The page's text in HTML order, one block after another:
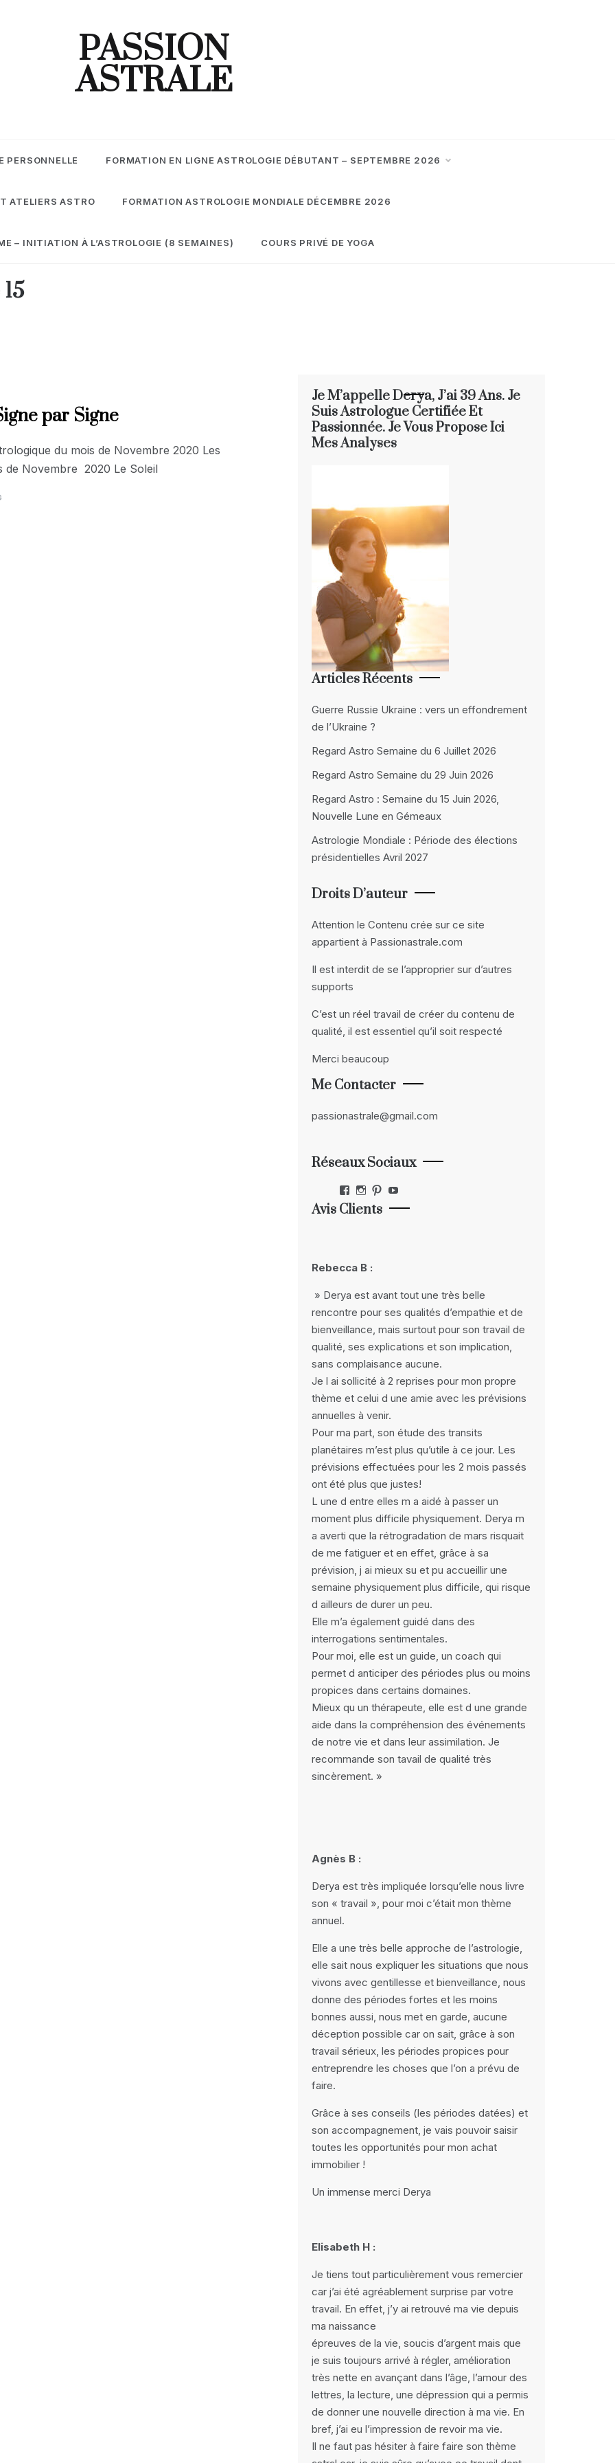
PASSION
ASTRALE
PERSONNELLE FORMATION EN LIGNE ASTROLOGIE DÉBUTANT – SEPTEMBRE 2026
ATELIERS ASTRO FORMATION ASTROLOGIE MONDIALE DÉCEMBRE 2026
– INITIATION À L’ASTROLOGIE (8 SEMAINES) COURS PRIVÉ DE YOGA
par Signe
du mois de Novembre 2020 Les
de Novembre 2020 Le Soleil
Je M’appelle Derya, J’ai 39 Ans. Je
Suis Astrologue Certifiée Et
Passionnée. Je Vous Propose Ici
Mes Analyses
Articles Récents
Guerre Russie Ukraine : vers un effondrement
de l’Ukraine ?
Regard Astro Semaine du 6 Juillet 2026
Regard Astro Semaine du 29 Juin 2026
Regard Astro : Semaine du 15 Juin 2026,
Nouvelle Lune en Gémeaux
Astrologie Mondiale : Période des élections
présidentielles Avril 2027
Droits D’auteur
Attention le Contenu crée sur ce site
appartient à Passionastrale.com
Il est interdit de se l’approprier sur d’autres
supports
C’est un réel travail de créer du contenu de
qualité, il est essentiel qu’il soit respecté
Merci beaucoup
Me Contacter
passionastrale@gmail.com
Réseaux Sociaux
Facebook
Instagram
Pinterest
YouTube
Avis Clients
Rebecca B :
» Derya est avant tout une très belle
rencontre pour ses qualités d’empathie et de
bienveillance, mais surtout pour son travail de
qualité, ses explications et son implication,
sans complaisance aucune.
Je l ai sollicité à 2 reprises pour mon propre
thème et celui d une amie avec les prévisions
annuelles à venir.
Pour ma part, son étude des transits
planétaires m’est plus qu’utile à ce jour. Les
prévisions effectuées pour les 2 mois passés
ont été plus que justes!
L une d entre elles m a aidé à passer un
moment plus difficile physiquement. Derya m
a averti que la rétrogradation de mars risquait
de me fatiguer et en effet, grâce à sa
prévision, j ai mieux su et pu accueillir une
semaine physiquement plus difficile, qui risque
d ailleurs de durer un peu.
Elle m’a également guidé dans des
interrogations sentimentales.
Pour moi, elle est un guide, un coach qui
permet d anticiper des périodes plus ou moins
propices dans certains domaines.
Mieux qu un thérapeute, elle est d une grande
aide dans la compréhension des événements
de notre vie et dans leur assimilation. Je
recommande son tavail de qualité très
sincèrement. »
Agnès B :
Derya est très impliquée lorsqu’elle nous livre
son « travail », pour moi c’était mon thème
annuel.
Elle a une très belle approche de l’astrologie,
elle sait nous expliquer les situations que nous
vivons avec gentillesse et bienveillance, nous
donne des périodes fortes et les moins
bonnes aussi, nous met en garde, aucune
déception possible car on sait, grâce à son
travail sérieux, les périodes propices pour
entreprendre les choses que l’on a prévu de
faire.
Grâce à ses conseils (les périodes datées) et
son accompagnement, je vais pouvoir saisir
toutes les opportunités pour mon achat
immobilier !
Un immense merci Derya
Elisabeth H :
Je tiens tout particulièrement vous remercier
car j’ai été agréablement surprise par votre
travail. En effet, j’y ai retrouvé ma vie depuis
ma naissance
épreuves de la vie, soucis d’argent mais que
je suis toujours arrivé à régler, amélioration
très nette en avançant dans l’âge, l’amour des
lettres, la lecture, une dépression qui a permis
de donner une nouvelle direction à ma vie. En
bref, j’ai eu l’impression de revoir ma vie.
Il ne faut pas hésiter à faire faire son thème